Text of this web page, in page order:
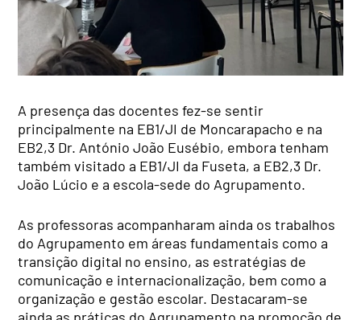
A presença das docentes fez-se sentir
principalmente na EB1/JI de Moncarapacho e na
EB2,3 Dr. António João Eusébio, embora tenham
também visitado a EB1/JI da Fuseta, a EB2,3 Dr.
João Lúcio e a escola-sede do Agrupamento.
As professoras acompanharam ainda os trabalhos
do Agrupamento em áreas fundamentais como a
transição digital no ensino, as estratégias de
comunicação e internacionalização, bem como a
organização e gestão escolar. Destacaram-se